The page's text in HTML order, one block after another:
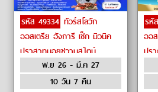
รหัส 49334 ทัวร์สโลวัก
ออสเตรีย ฮังการี เช็ก มิวนิค
ปราสาทนอยชวานสไตน์
ฮัลล์สตัทท์ by Lufthansa,
Austrian Airlines
พ.ย 26 - มี.ค 27
10 วัน 7 คืน
รหั
ออส
ปร